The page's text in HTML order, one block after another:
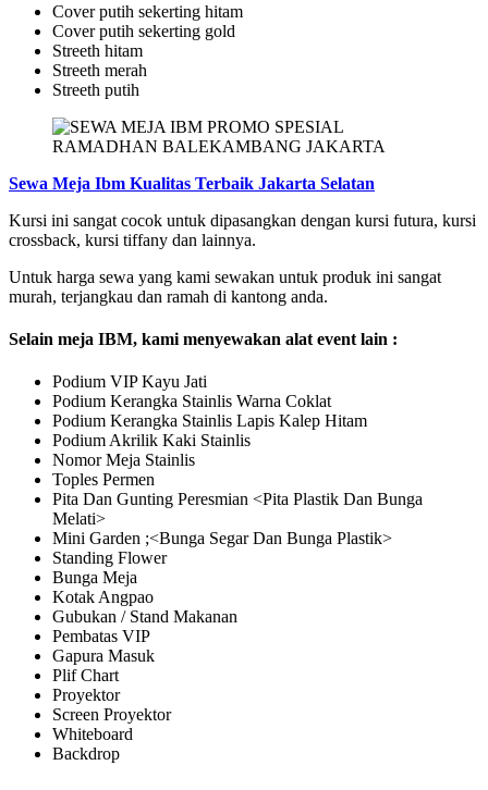
Cover putih sekerting hitam
Cover putih sekerting gold
Streeth hitam
Streeth merah
Streeth putih
Sewa Meja Ibm Kualitas Terbaik Jakarta Selatan
Kursi ini sangat cocok untuk dipasangkan dengan kursi futura, kursi
crossback, kursi tiffany dan lainnya.
Untuk harga sewa yang kami sewakan untuk produk ini sangat
murah, terjangkau dan ramah di kantong anda.
Selain meja IBM, kami menyewakan alat event lain :
Podium VIP Kayu Jati
Podium Kerangka Stainlis Warna Coklat
Podium Kerangka Stainlis Lapis Kalep Hitam
Podium Akrilik Kaki Stainlis
Nomor Meja Stainlis
Toples Permen
Pita Dan Gunting Peresmian <Pita Plastik Dan Bunga
Melati>
Mini Garden ;<Bunga Segar Dan Bunga Plastik>
Standing Flower
Bunga Meja
Kotak Angpao
Gubukan / Stand Makanan
Pembatas VIP
Gapura Masuk
Plif Chart
Proyektor
Screen Proyektor
Whiteboard
Backdrop